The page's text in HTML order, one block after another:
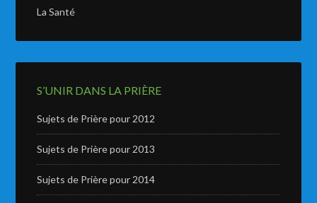
La Santé
S’UNIR DANS LA PRIÈRE
Sujets de Prière pour 2012
Sujets de Prière pour 2013
Sujets de Prière pour 2014